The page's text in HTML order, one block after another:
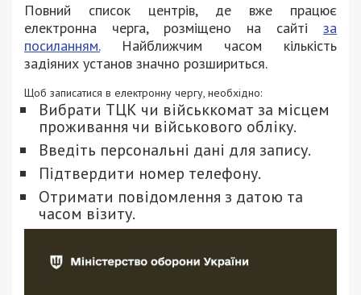
Повний список центрів, де вже працює
електронна черга, розміщено на сайті за
посиланням.Найближчим часом кількість
задіяних установ значно розшириться.
Щоб записатися в електронну чергу, необхідно:
Вибрати ТЦК чи військкомат за місцем
проживання чи військового обліку.
Введіть персональні дані для запису.
Підтвердити номер телефону.
Отримати повідомлення з датою та
часом візиту.